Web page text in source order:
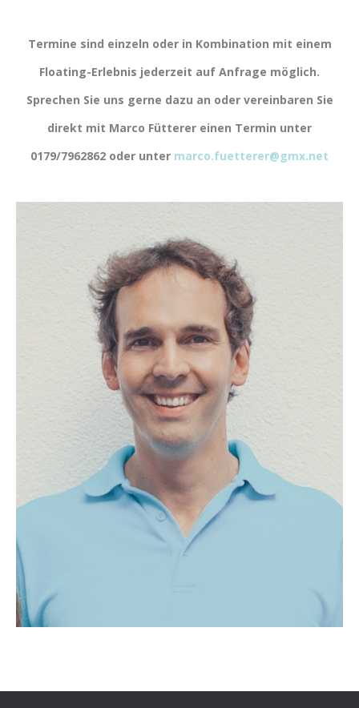
Termine sind einzeln oder in Kombination mit einem
Floating-Erlebnis jederzeit auf Anfrage möglich.
Sprechen Sie uns gerne dazu an oder vereinbaren Sie
direkt mit Marco Fütterer einen Termin unter
0179/7962862 oder unter marco.fuetterer@gmx.net